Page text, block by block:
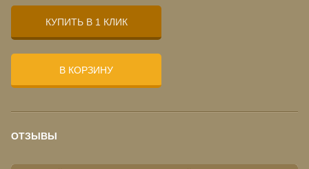
КУПИТЬ В 1 КЛИК
В КОРЗИНУ
ОТЗЫВЫ